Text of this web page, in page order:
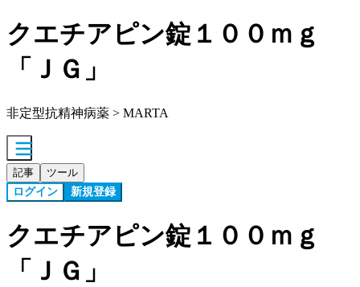
クエチアピン錠１００ｍｇ
「ＪＧ」
非定型抗精神病薬 > MARTA
記事 ツール
ログイン 新規登録
クエチアピン錠１００ｍｇ
「ＪＧ」